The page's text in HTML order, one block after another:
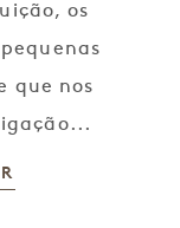
os
que nos